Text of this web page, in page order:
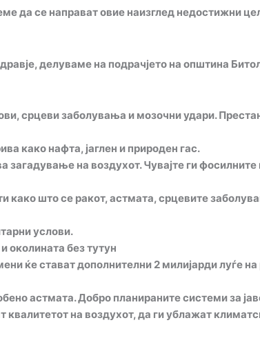
да се направат овие наизглед недостижни
делуваме на подрачјето на општина
срцеви заболувања и мозочни удари.
како нафта, јаглен и природен гас.
на воздухот. Чувајте ги фосилните
како што се ракот, астмата, срцевите
услови.
околината без тутун
ќе стават дополнителни 2 милијарди луѓе на
астмата. Добро планираните системи за
на воздухот, да ги ублажат